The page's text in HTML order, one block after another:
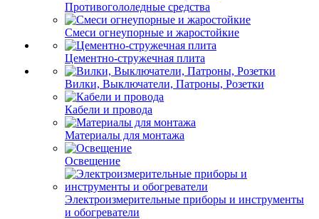
Противогололедные средства
Смеси огнеупорные и жаростойкие
Цементно-стружечная плита
Вилки, Выключатели, Патроны, Розетки
Кабели и провода
Материалы для монтажа
Освещение
Электроизмерительные приборы и инструменты
и обогреватели